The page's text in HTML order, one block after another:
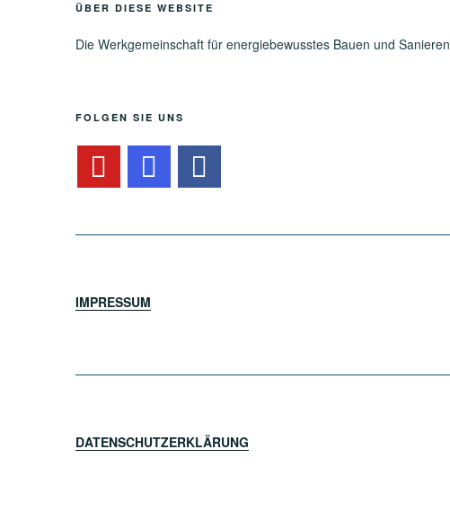
ÜBER DIESE WEBSITE
Die Werkgemeinschaft für energiebewusstes Bauen und Sanieren
FOLGEN SIE UNS
IMPRESSUM
DATENSCHUTZERKLÄRUNG